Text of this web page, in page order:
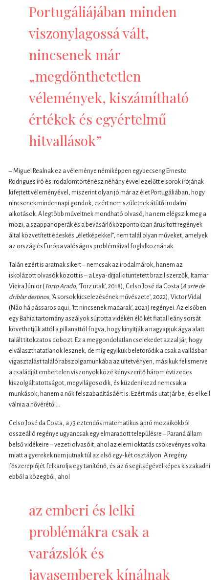
Portugáliájában minden
viszonylagossá vált,
nincsenek már
„megdönthetetlen
vélemények, kiszámítható
értékek és egyértelmű
hitvallások”
– Miguel Realnak ez a véleménye némiképpen egybecseng Ernesto
Rodrigues író és irodalomtörténész néhány évvel ezelőtt e sorok írójának
kifejtett véleményével, miszerint olyan jó már az élet Portugáliában, hogy
nincsenek mindennapi gondok, ezért nem születnek átütő irodalmi
alkotások. A legtöbb műveltnek mondható olvasó, ha nem elégszik meg a
mozi, a szappanoperák és a bevásárlóközpontokban árusított regények
által közvetített édeskés „életképekkel”, nem talál olyan műveket, amelyek
az ország és Európa valóságos problémáival foglalkoznának.
Talán ezért is aratnak sikert – nemcsak az irodalmárok, hanem az
iskolázott olvasók között is – a Leya-díjjal kitüntetett brazil szerzők, Itamar
Vieira Júnior (Torto Arado, ’Torz utak’, 2018), Celso José da Costa (A arte de
driblar destinos, ’A sorsok kicselezésének művészete’, 2022), Victor Vidal
(Não há pássaros aqui, ’Itt nincsenek madarak’, 2023) regényei. Az elsőben
egy Bahia tartomány aszályok sújtotta vidékén élő két fiatal leány sorsát
követhetjük attól a pillanattól fogva, hogy kinyitják a nagyapjuk ágya alatt
talált titokzatos dobozt. Ez a meggondolatlan cselekedet azzal jár, hogy
elválaszthatatlanok lesznek, de míg egyikük beletörődik a csak a vallásban
vigasztalást találó rabszolgamunkába az ültetvényen, másikuk felismerve
a családját embertelen viszonyok közé kényszerítő három évtizedes
kiszolgáltatottságot, megvilágosodik, és küzdeni kezd nemcsak a
munkások, hanem a nők felszabadításáért is. Ezért más utat jár be, és el kell
válnia a nővérétől…
Celso José da Costa, a 73 eztendős matematikus apró mozaikokból
összeálló regénye ugyancsak egy elmaradott településre – Paraná állam
belső vidékeire – vezeti olvasóit, ahol az elemi oktatás csökevényes volta
miatt a gyerekek nem jutnak túl az első egy-két osztályon. A regény
főszereplőjét felkarolja egy tanítónő, és az ő segítségével képes kiszakadni
ebből a közegből, ahol
az emberi és lelki
problémákra csak a
varázslók és
javasemberek kínálnak